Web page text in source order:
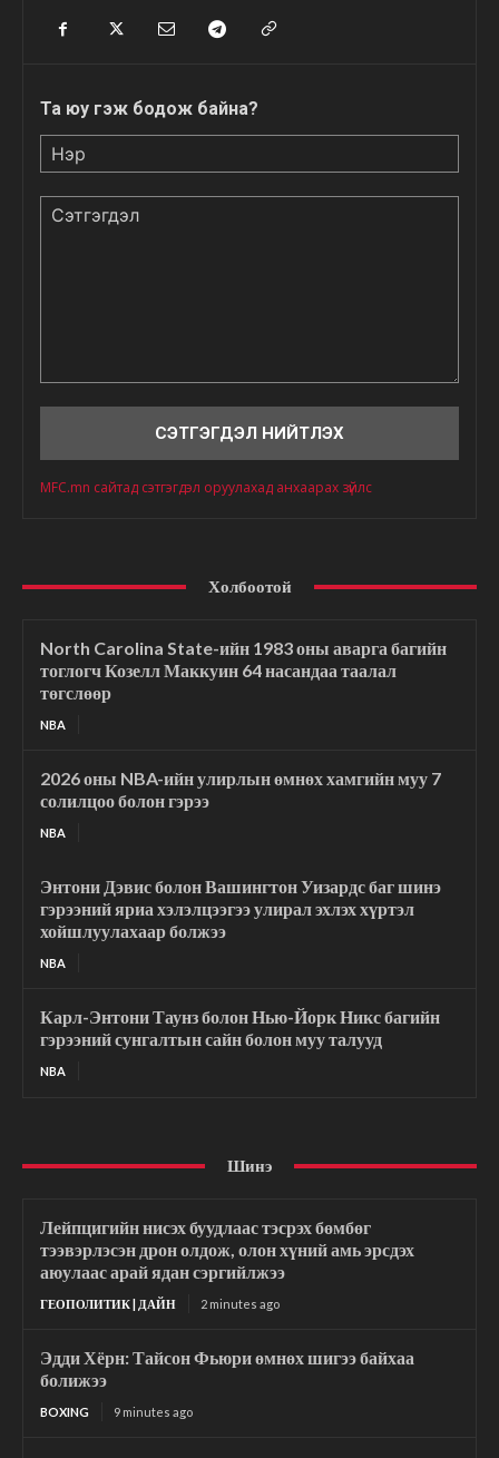
Та юу гэж бодож байна?
MFC.mn сайтад сэтгэгдэл оруулахад анхаарах зүйлс
Холбоотой
North Carolina State-ийн 1983 оны аварга багийн
тоглогч Козелл Маккуин 64 насандаа таалал
төгслөөр
NBA
2026 оны NBA-ийн улирлын өмнөх хамгийн муу 7
солилцоо болон гэрээ
NBA
Энтони Дэвис болон Вашингтон Уизардс баг шинэ
гэрээний яриа хэлэлцээгээ улирал эхлэх хүртэл
хойшлуулахаар болжээ
NBA
Карл-Энтони Таунз болон Нью-Йорк Никс багийн
гэрээний сунгалтын сайн болон муу талууд
NBA
Шинэ
Лейпцигийн нисэх буудлаас тэсрэх бөмбөг
тээвэрлэсэн дрон олдож, олон хүний амь эрсдэх
аюулаас арай ядан сэргийлжээ
ГЕОПОЛИТИК | ДАЙН 2 minutes ago
Эдди Хёрн: Тайсон Фьюри өмнөх шигээ байхаа
болижээ
BOXING 9 minutes ago